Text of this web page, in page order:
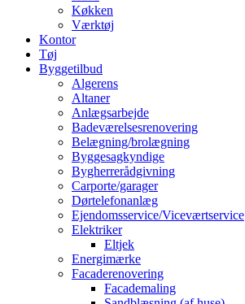
Køkken
Værktøj
Kontor
Tøj
Byggetilbud
Algerens
Altaner
Anlægsarbejde
Badeværelsesrenovering
Belægning/brolægning
Byggesagkyndige
Bygherrerådgivning
Carporte/garager
Dørtelefonanlæg
Ejendomsservice/Viceværtservice
Elektriker
Eltjek
Energimærke
Facaderenovering
Facademaling